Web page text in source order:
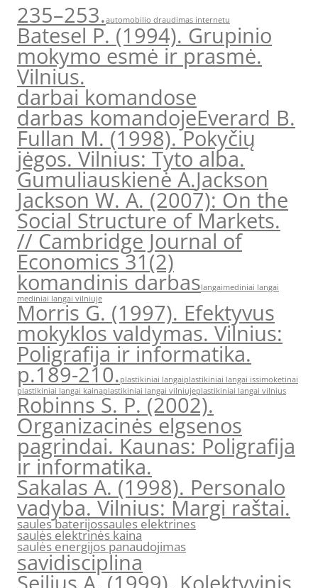
235–253.automobilio draudimas internetu
Batesel P. (1994). Grupinio
mokymo esmė ir prasmė.
Vilnius.
darbai komandose
darbas komandojeEverard B.
Fullan M. (1998). Pokyčių
jėgos. Vilnius: Tyto alba.
Gumuliauskienė A.Jackson
Jackson W. A. (2007): On the
Social Structure of Markets.
// Cambridge Journal of
Economics 31(2)
komandinis darbaslangaimediniai langai
mediniai langai vilniuje
Morris G. (1997). Efektyvus
mokyklos valdymas. Vilnius:
Poligrafija ir informatika.
p.189-210. plastikiniai langaiplastikiniai langai issimoketinai
plastikiniai langai kainaplastikiniai langai vilniujeplastikiniai langai vilnius
Robinns S. P. (2002).
Organizacinės elgsenos
pagrindai. Kaunas: Poligrafija
ir informatika.
Sakalas A. (1998). Personalo
vadyba. Vilnius: Margi raštai.
saules baterijossaules elektrines
saulės elektrinės kaina
saulės energijos panaudojimas
savidisciplina